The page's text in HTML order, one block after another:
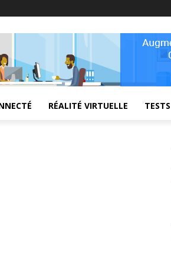
RÉALITÉ VIRTUELLE TESTS